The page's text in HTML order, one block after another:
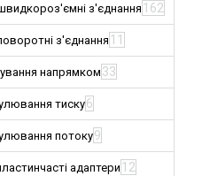
швидкороз'ємні з'єднання 162
з'єднання 11
напрямком33
тиску6
потоку9
адаптери 12